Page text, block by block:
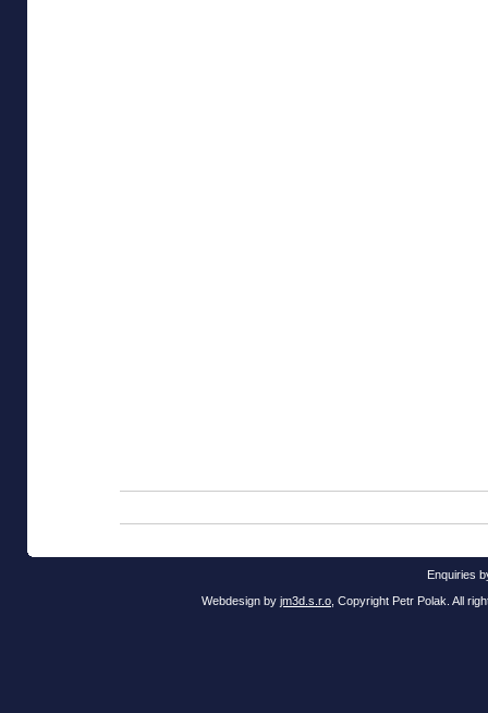
Enquiries
Webdesign by jm3d.s.r.o , Copyright Petr Polak. All